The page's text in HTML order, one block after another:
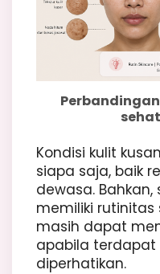
Kondisi kulit
siapa saja, baik
dewasa.
memiliki rutinitas
masih dapat
apabila terdapat
diperhatikan.